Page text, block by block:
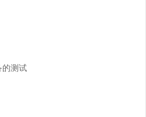
的测试